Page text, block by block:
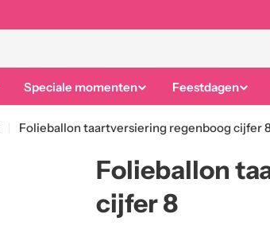
Speciale momenten Feestdagen
Folieballon taartversiering regenboog cijfer
Folieballon
cijfer 8